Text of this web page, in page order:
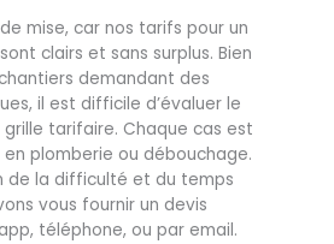
mise, car nos tarifs pour un
clairs et sans surplus. Bien
demandant des
il est difficile d’évaluer le
tarifaire. Chaque cas est
plomberie ou débouchage.
de la difficulté et du temps
vous fournir un devis
téléphone, ou par email.